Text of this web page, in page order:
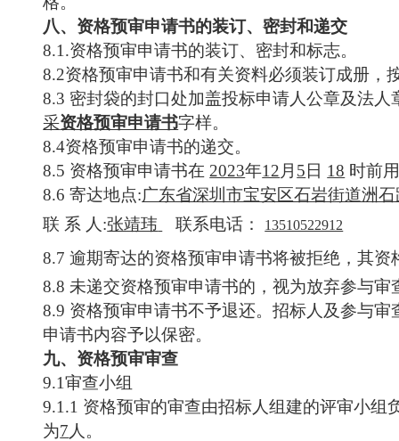
八、资格预审申请书的装订、密封和递交
8.1 .资格预审申请书的装订、密封和标志。
8.2资格预审申请书和有关资料必须装订成册，
8.3 密封袋的封口处加盖投标申请人公章及法人
采资格预审申请书字样。
8.4资格预审申请书的递交。
8.5 资格预审申请书在 2023年12 月 5 日 18 时前
8.6 寄达地点:广东省深圳市宝安区石岩街道洲
联 系 人 :张靖玮 联系电话： 13510522912
8.7 逾期寄达的资格预审申请书将被拒绝，其资
8.8 未递交资格预审申请书的，视为放弃参与审
8.9 资格预审申请书不予退还。招标人及参与审
申请书内容予以保密。
九、资格预审审查
9.1审查小组
9.1.1 资格预审的审查由招标人组建的评审小组
为7 人。